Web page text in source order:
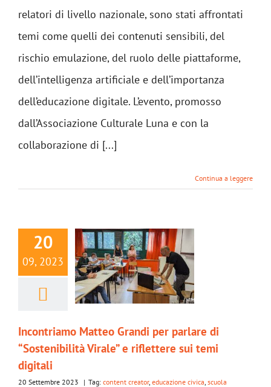
relatori di livello nazionale, sono stati affrontati
temi come quelli dei contenuti sensibili, del
rischio emulazione, del ruolo delle piattaforme,
dell’intelligenza artificiale e dell’importanza
dell’educazione digitale. L’evento, promosso
dall’Associazione Culturale Luna e con la
collaborazione di [...]
Continua a leggere
20
09, 2023
Incontriamo Matteo Grandi per parlare di
“Sostenibilità Virale” e riflettere sui temi
digitali
20 Settembre 2023 | Tag: content creator, educazione civica scuola